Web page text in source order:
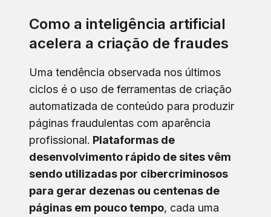
Como a inteligência artificial
acelera a criação de fraudes
Uma tendência observada nos últimos
ciclos é o uso de ferramentas de criação
automatizada de conteúdo para produzir
páginas fraudulentas com aparência
profissional. Plataformas de
desenvolvimento rápido de sites vêm
sendo utilizadas por cibercriminosos
para gerar dezenas ou centenas de
páginas em pouco tempo, cada uma